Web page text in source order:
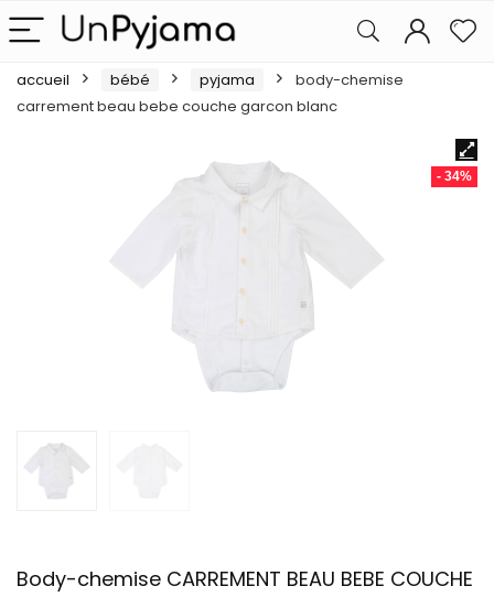
accueil bébé pyjama
body-chemise
carrement beau bebe couche garcon blanc
- 34%
Body-chemise CARREMENT BEAU BEBE COUCHE